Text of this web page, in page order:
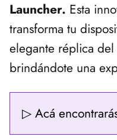
Launcher. Esta
transforma tu
elegante réplica
brindándote una
▷ Acá